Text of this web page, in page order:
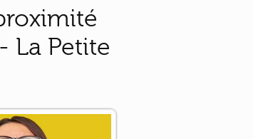
La Petite